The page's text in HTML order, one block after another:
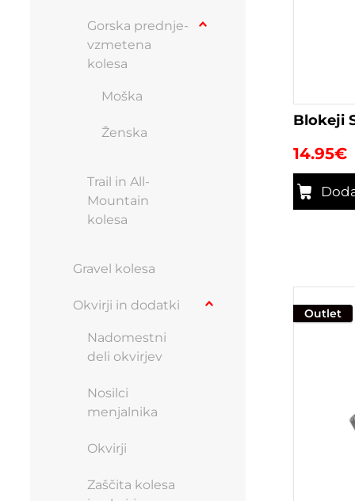
Blokeji
14.95€
Outlet
Gorska prednje-
vzmetena
kolesa
Moška
Ženska
Trail in All-
Mountain
kolesa
Gravel kolesa
Okvirji in dodatki
Nadomestni
deli okvirjev
Nosilci
menjalnika
Okvirji
Zaščita kolesa